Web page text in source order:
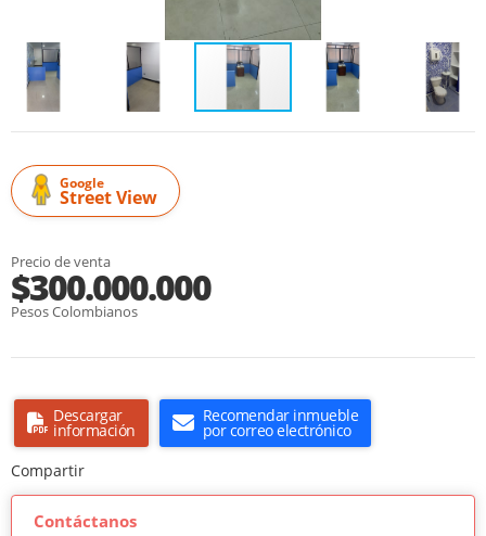
Google
Street View
Precio de venta
$300.000.000
Pesos Colombianos
Descargar
información
Recomendar inmueble
por correo electrónico
Compartir
Contáctanos